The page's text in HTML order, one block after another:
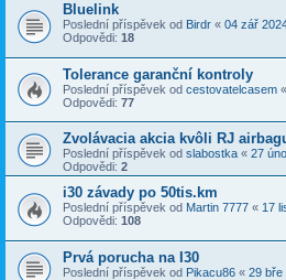
Bluelink
Poslední příspěvek od Birdr « 04 zář
Odpovědi: 18
Tolerance garanční kontroly
Poslední příspěvek od cestovatelcasem «
Odpovědi: 77
Zvolávacia akcia kvôli RJ
Poslední příspěvek od slabostka « 27
Odpovědi: 2
i30 závady po 50tis.km
Poslední příspěvek od Martin 7777 « 17
Odpovědi: 108
Prvá porucha na I30
Poslední příspěvek od Pikacu86 « 29 bře